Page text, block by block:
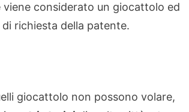
considerato un giocattolo ed
richiesta della patente.
giocattolo non possono volare,